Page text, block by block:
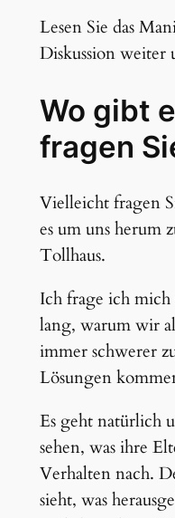
Lesen Sie das
Diskussion weiter
Wo gibt
fragen
Vielleicht fragen
es um uns herum
Tollhaus.
Ich frage ich
lang, warum wir
immer schwerer
Lösungen
Es geht natürlich
sehen, was ihre
Verhalten nach.
sieht, was